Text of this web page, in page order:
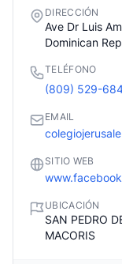
DIRECCIÓN
Ave Dr Luis
Dominican
TELÉFONO
(809) 529-
EMAIL
SITIO WEB
UBICACIÓN
SAN PEDRO
MACORIS